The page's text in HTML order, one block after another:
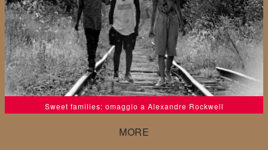
Sweet families: omaggio a Alexandre Rockwell